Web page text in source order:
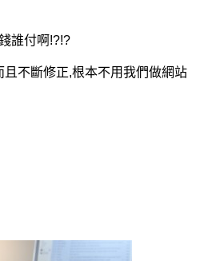
誰付啊!?!?
不斷修正,根本不用我們做網站